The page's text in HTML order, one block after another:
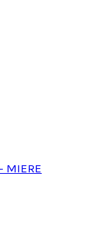
MIERE